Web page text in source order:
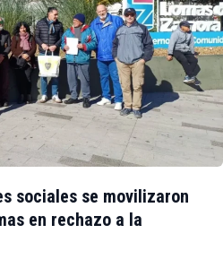
sociales se movilizaron
en rechazo a la